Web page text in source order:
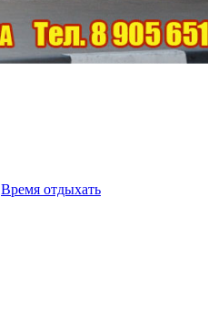
Время отдыхать